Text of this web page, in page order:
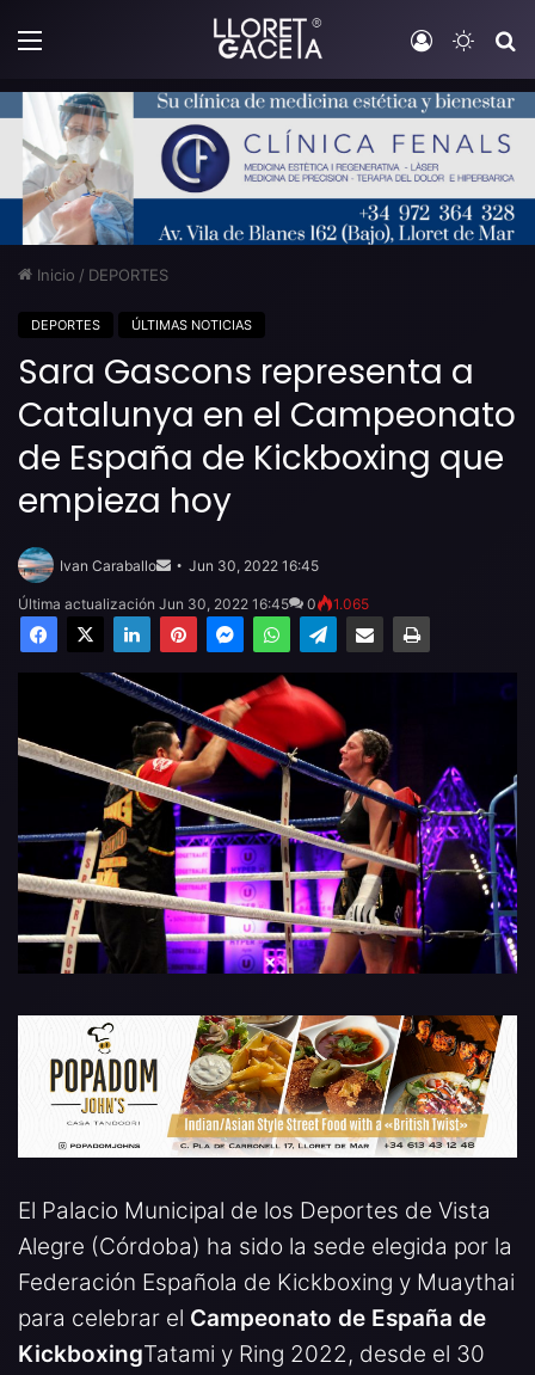
Menú Iniciar
Inicio / DEPORTES
DEPORTES ÚLTIMAS NOTICIAS
Sara Gascons representa a
Catalunya en el Campeonato
de España de Kickboxing que
empieza hoy
Ivan Caraballo
email
Jun 30, 2022 16:45
Última actualización Jun 30, 2022 16:45 0 1.065
Facebook
X LinkedInPinterestMessengerWhatsAppTelegramCompartir por email Imprimir
El Palacio Municipal de los Deportes de Vista
Alegre (Córdoba) ha sido la sede elegida por la
Federación Española de Kickboxing y Muaythai
para celebrar el Campeonato de España de
KickboxingTatami y Ring 2022, desde el 30